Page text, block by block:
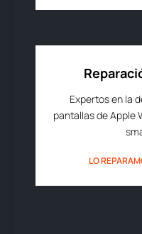
Expertos en la
pantallas de Apple
LO